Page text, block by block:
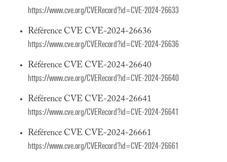
https://www.cve.org/CVERecord?id=CVE-2024-26633
Référence CVE CVE-2024-26636
https://www.cve.org/CVERecord?id=CVE-2024-26636
Référence CVE CVE-2024-26640
https://www.cve.org/CVERecord?id=CVE-2024-26640
Référence CVE CVE-2024-26641
https://www.cve.org/CVERecord?id=CVE-2024-26641
Référence CVE CVE-2024-26661
https://www.cve.org/CVERecord?id=CVE-2024-26661